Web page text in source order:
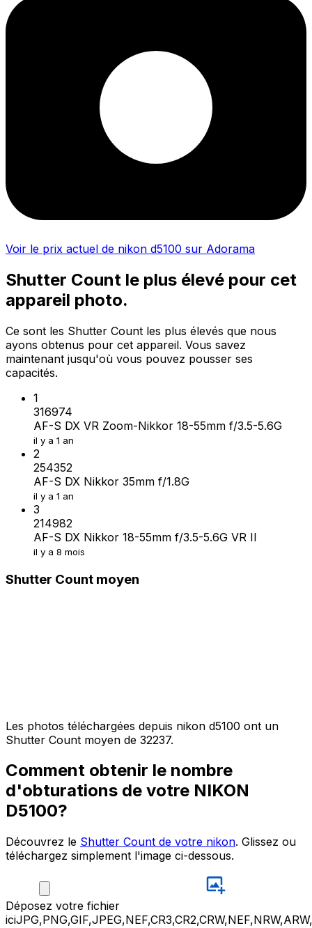
Voir le prix actuel de nikon d5100 sur Adorama
Shutter Count le plus élevé pour cet
appareil photo.
Ce sont les Shutter Count les plus élevés que nous
ayons obtenus pour cet appareil. Vous savez
maintenant jusqu'où vous pouvez pousser ses
capacités.
1
316974
AF-S DX VR Zoom-Nikkor 18-55mm f/3.5-5.6G
il y a 1 an
2
254352
AF-S DX Nikkor 35mm f/1.8G
il y a 1 an
3
214982
AF-S DX Nikkor 18-55mm f/3.5-5.6G VR II
il y a 8 mois
Shutter Count moyen
Les photos téléchargées depuis nikon d5100 ont un
Shutter Count moyen de 32237.
Comment obtenir le nombre
d'obturations de votre NIKON
D5100?
Découvrez le Shutter Count de votre nikon. Glissez ou
téléchargez simplement l'image ci-dessous.
Déposez votre fichier
ici